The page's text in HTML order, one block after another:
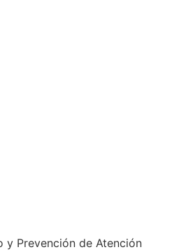
y Prevención de Atención